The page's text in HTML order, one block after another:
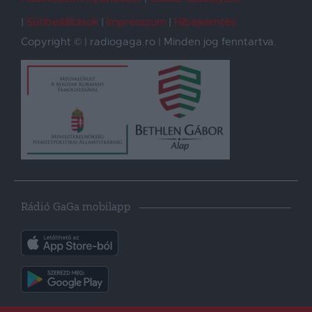
Sütibeállítások
Impresszum
Hibajelentés
Copyright © | radiogaga.ro | Minden jog fenntartva.
Rádió GaGa mobilapp